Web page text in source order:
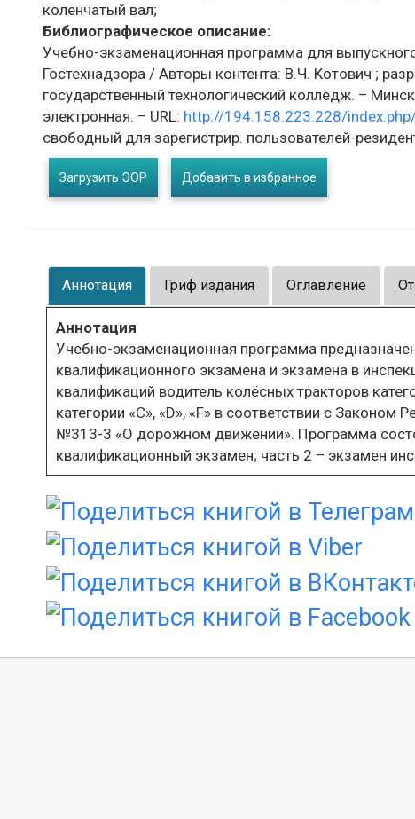
коленчатый вал;
Библиографическое описание:
Учебно-экзаменационная программа для
Гостехнадзора / Авторы контента: В.Ч. Котович ;
государственный технологический колледж. –
электронная. – URL: http://194.158.223.228/
свободный для зарегистрир. пользователей-
Загрузить ЭОР Добавить в избранное
Аннотация Гриф издания Оглавление
Аннотация
Учебно-экзаменационная программа
квалификационного экзамена и экзамена в
квалификаций водитель колёсных тракторов
категории «С», «D», «F» в соответствии с Законом
№313-3 «О дорожном движении». Программа
квалификационный экзамен; часть 2 – экзамен